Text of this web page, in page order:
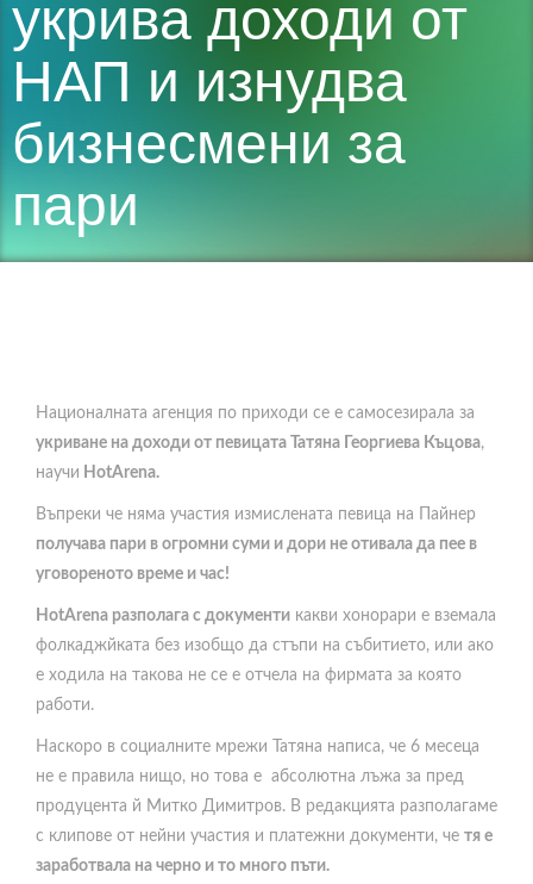
НАП и изнудва
бизнесмени за
пари
Националната агенция по приходи се е самосезирала за
укриване на доходи от певицата Татяна Георгиева Къцова,
научи HotArena.
Въпреки че няма участия измислената певица на Пайнер
получава пари в огромни суми и дори не отивaла да пее в
уговореното време и час!
HotArena разполага с документи какви хонорари е вземала
фолкаджйката без изобщо да стъпи на събитието, или ако
е ходила на такова не се е отчела на фирмата за която
работи.
Наскоро в социалните мрежи Татяна написа, че 6 месеца
не е правила нищо, но това е абсолютна лъжа за пред
продуцента й Митко Димитров. В редакцията разполагаме
с клипове от нейни участия и платежни документи, че тя е
заработвала на черно и то много пъти.